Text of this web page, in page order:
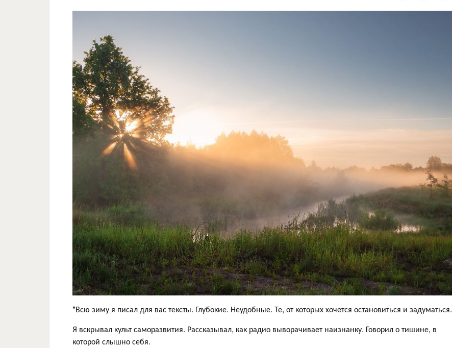
*Всю зиму я писал для вас тексты. Глубокие. Неудобные. Те, от которых хочется остановиться и задуматься.
Я вскрывал культ саморазвития. Рассказывал, как радио выворачивает наизнанку. Говорил о тишине, в
которой слышно себя.